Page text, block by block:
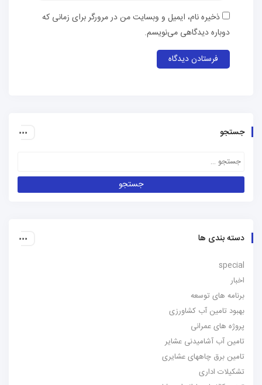
ذخیره نام، ایمیل و وبسایت من در مرورگر برای زمانی که
دوباره دیدگاهی می‌نویسم.
جستجو
دسته بندی ها
special
اخبار
برنامه های توسعه
بهبود تامین آب کشاورزی
پروژه های عمرانی
تامین آب آشامیدنی عشایر
تامین برق چاههای عشایری
تشکیلات اداری